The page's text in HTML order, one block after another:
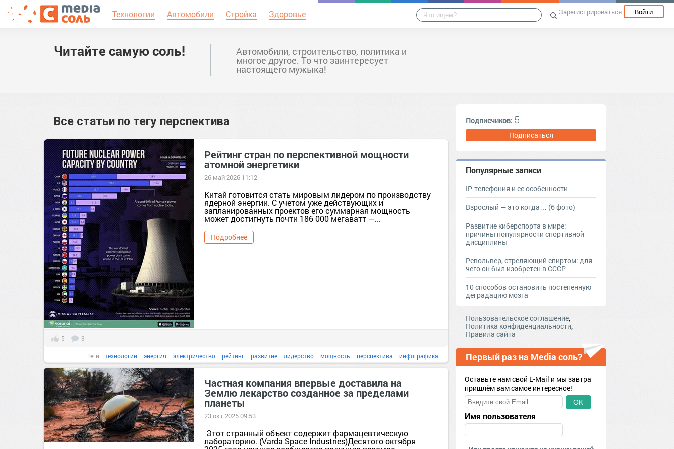
Технологии Автомобили Стройка Здоровье Зарегистрироваться Войти
Читайте самую соль! Автомобили, строительство, политика и
многое другое. То что заинтересует
настоящего мужыка!
Все статьи по тегу перспектива
Рейтинг стран по перспективной мощности
атомной энергетики
26 май 2026 11:12
Китай готовится стать мировым лидером по производству
ядерной энергии. С учетом уже действующих и
запланированных проектов его суммарная мощность
может достигнуть почти 186 000 мегаватт —...
Подробнее
5 3
Теги: технологии энергия электричество рейтинг развитие лидерство мощность перспектива инфографика
Частная компания впервые доставила на
Землю лекарство созданное за пределами
планеты
23 окт 2025 09:53
Этот странный объект содержит фармацевтическую
лабораторию. (Varda Space Industries)Десятого октября
Подписчиков: 5
Подписаться
Популярные записи
IP-телефония и ее особенности
Взрослый — это когда… (6 фото)
Развитие киберспорта в мире:
причины популярности спортивной
дисциплины
Револьвер, стреляющий спиртом: для
чего он был изобретен в СССР
10 способов остановить постепенную
деградацию мозга
Пользовательское соглашение,
Политика конфиденциальности,
Правила сайта
Первый раз на Media соль?
Оставьте нам свой E-Mail и мы завтра
пришлём вам самое интересное!
OK
Имя пользователя